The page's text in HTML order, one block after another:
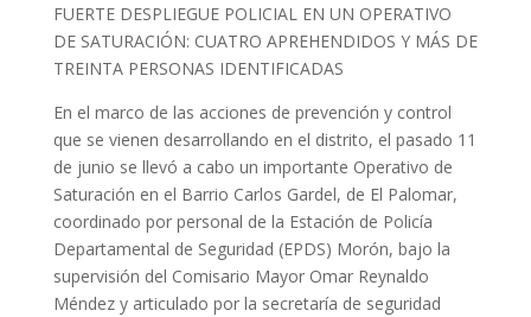
FUERTE DESPLIEGUE POLICIAL EN UN OPERATIVO
DE SATURACIÓN: CUATRO APREHENDIDOS Y MÁS DE
TREINTA PERSONAS IDENTIFICADAS
En el marco de las acciones de prevención y control
que se vienen desarrollando en el distrito, el pasado 11
de junio se llevó a cabo un importante Operativo de
Saturación en el Barrio Carlos Gardel, de El Palomar,
coordinado por personal de la Estación de Policía
Departamental de Seguridad (EPDS) Morón, bajo la
supervisión del Comisario Mayor Omar Reynaldo
Méndez y articulado por la secretaría de seguridad